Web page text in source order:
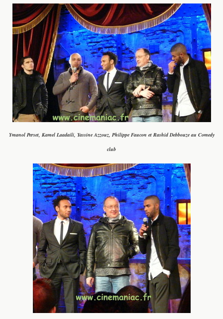
Ymanol Perset, Kamel Laadaili, Yassine Azzouz, Philippe Faucon et Rashid Debbouze au Comedy
club